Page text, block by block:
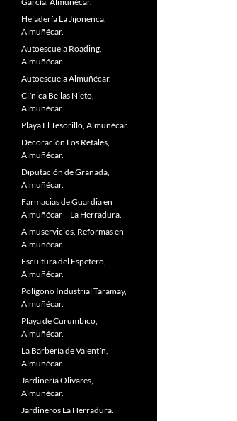
Heladería La Jijonenca,
Almuñécar.
Autoescuela Roading,
Almuñécar.
Autoescuela Almuñécar.
Clínica Bellas Nieto,
Almuñécar.
Playa El Tesorillo, Almuñécar.
Decoración Los Retales,
Almuñécar.
Diputación de Granada,
Almuñécar.
Farmacias de Guardia en
Almuñécar – La Herradura.
Almuservicios, Reformas en
Almuñécar.
Escultura del Espetero,
Almuñécar.
Polígono Industrial Taramay,
Almuñécar.
Playa de Curumbico,
Almuñécar.
La Barbería de Valentín,
Almuñécar.
Jardinería Olivares,
Almuñécar.
Jardineros La Herradura.